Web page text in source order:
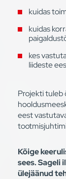
kuidas
kuidas
kes
liideste
Projekti tuleb
eest
Kõige
sees. Sageli
ülejäänud